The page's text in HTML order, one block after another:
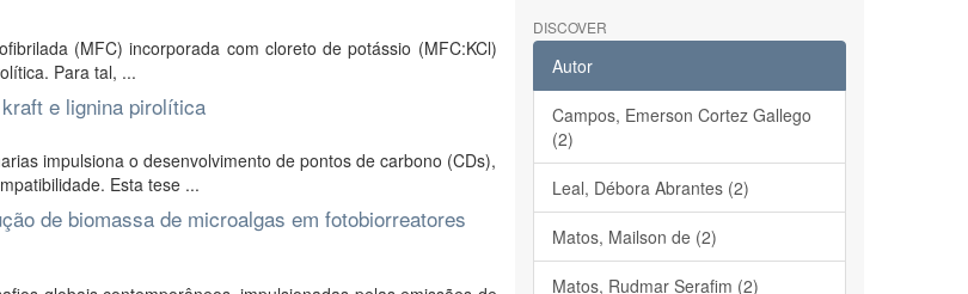
(MFC) incorporada com cloreto de potássio (MFC:KCl)
Para tal, ...
e lignina pirolítica
impulsiona o desenvolvimento de pontos de carbono (CDs),
Esta tese ...
de biomassa de microalgas em fotobiorreatores
DISCOVER
Autor
Campos, Emerson Cortez Gallego
(2)
Leal, Débora Abrantes (2)
Matos, Mailson de (2)
Matos, Rudmar Serafim (2)